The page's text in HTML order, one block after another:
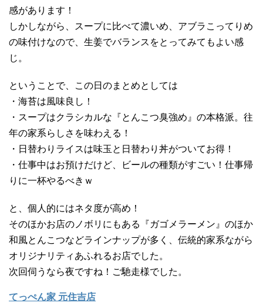
感があります！
しかしながら、スープに比べて濃いめ、アブラこってりめ
の味付けなので、生姜でバランスをとってみてもよい感
じ。
ということで、この日のまとめとしては
・海苔は風味良し！
・スープはクラシカルな『とんこつ臭強め』の本格派。往
年の家系らしさを味わえる！
・日替わりライスは味玉と日替わり丼がついてお得！
・仕事中はお預けだけど、ビールの種類がすごい！仕事帰
りに一杯やるべきｗ
と、個人的にはネタ度が高め！
そのほかお店のノボリにもある『ガゴメラーメン』のほか
和風とんこつなどラインナップが多く、伝統的家系ながら
オリジナリティあふれるお店でした。
次回伺うなら夜ですね！ご馳走様でした。
てっぺん家 元住吉店